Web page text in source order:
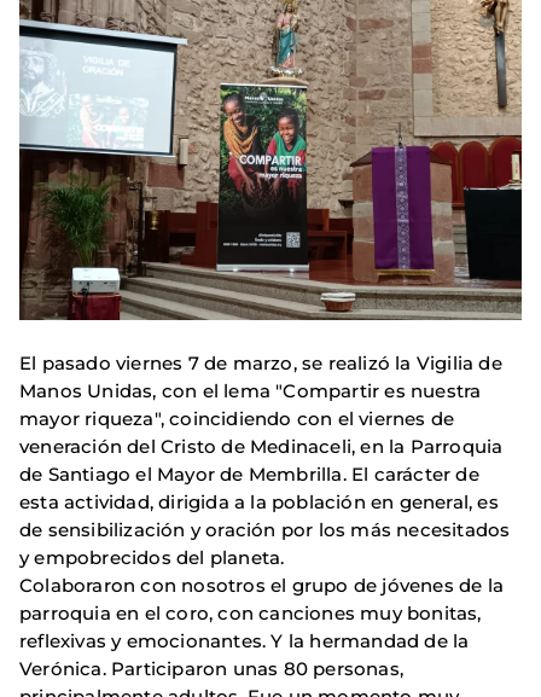
El pasado viernes 7 de marzo, se realizó la Vigilia de
Manos Unidas, con el lema "Compartir es nuestra
mayor riqueza", coincidiendo con el viernes de
veneración del Cristo de Medinaceli, en la Parroquia
de Santiago el Mayor de Membrilla. El carácter de
esta actividad, dirigida a la población en general, es
de sensibilización y oración por los más necesitados
y empobrecidos del planeta.
Colaboraron con nosotros el grupo de jóvenes de la
parroquia en el coro, con canciones muy bonitas,
reflexivas y emocionantes. Y la hermandad de la
Verónica. Participaron unas 80 personas,